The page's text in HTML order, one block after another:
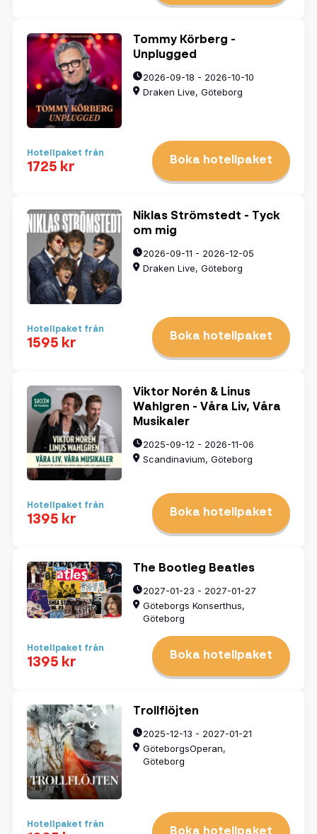
Tommy Körberg -
Unplugged
2026-09-18 - 2026-10-10
Draken Live, Göteborg
Hotellpaket från
1725 kr Boka hotellpaket
Niklas Strömstedt - Tyck
om mig
2026-09-11 - 2026-12-05
Draken Live, Göteborg
Hotellpaket från
1595 kr Boka hotellpaket
Viktor Norén & Linus
Wahlgren - Våra Liv, Våra
Musikaler
2025-09-12 - 2026-11-06
Scandinavium, Göteborg
Hotellpaket från
1395 kr Boka hotellpaket
The Bootleg Beatles
2027-01-23 - 2027-01-27
Göteborgs Konserthus,
Göteborg
Hotellpaket från
1395 kr Boka hotellpaket
Trollflöjten
2025-12-13 - 2027-01-21
GöteborgsOperan,
Göteborg
Hotellpaket från